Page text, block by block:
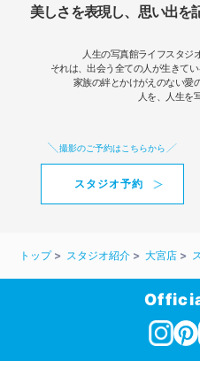
美しさを表現し、思い出を
人生の写真館ライフスタジ
それは、出会う全ての人が生きて
家族の絆とかけがえのない愛
人を、人生を
撮影のご予約はこちらから
スタジオ予約
トップ スタジオ紹介 大宮店